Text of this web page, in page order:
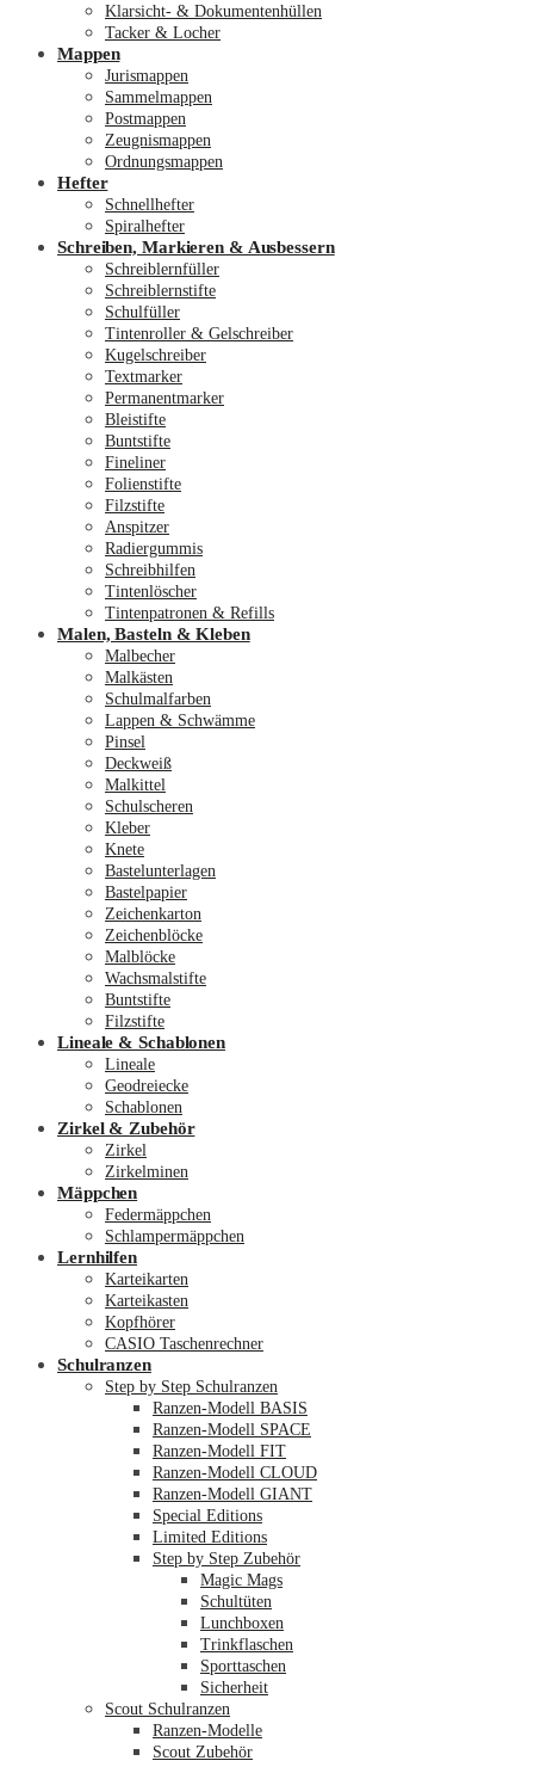
Klarsicht- & Dokumentenhüllen
Tacker & Locher
Mappen
Jurismappen
Sammelmappen
Postmappen
Zeugnismappen
Ordnungsmappen
Hefter
Schnellhefter
Spiralhefter
Schreiben, Markieren & Ausbessern
Schreiblernfüller
Schreiblernstifte
Schulfüller
Tintenroller & Gelschreiber
Kugelschreiber
Textmarker
Permanentmarker
Bleistifte
Buntstifte
Fineliner
Folienstifte
Filzstifte
Anspitzer
Radiergummis
Schreibhilfen
Tintenlöscher
Tintenpatronen & Refills
Malen, Basteln & Kleben
Malbecher
Malkästen
Schulmalfarben
Lappen & Schwämme
Pinsel
Deckweiß
Malkittel
Schulscheren
Kleber
Knete
Bastelunterlagen
Bastelpapier
Zeichenkarton
Zeichenblöcke
Malblöcke
Wachsmalstifte
Buntstifte
Filzstifte
Lineale & Schablonen
Lineale
Geodreiecke
Schablonen
Zirkel & Zubehör
Zirkel
Zirkelminen
Mäppchen
Federmäppchen
Schlampermäppchen
Lernhilfen
Karteikarten
Karteikasten
Kopfhörer
CASIO Taschenrechner
Schulranzen
Step by Step Schulranzen
Ranzen-Modell BASIS
Ranzen-Modell SPACE
Ranzen-Modell FIT
Ranzen-Modell CLOUD
Ranzen-Modell GIANT
Special Editions
Limited Editions
Step by Step Zubehör
Magic Mags
Schultüten
Lunchboxen
Trinkflaschen
Sporttaschen
Sicherheit
Scout Schulranzen
Ranzen-Modelle
Scout Zubehör